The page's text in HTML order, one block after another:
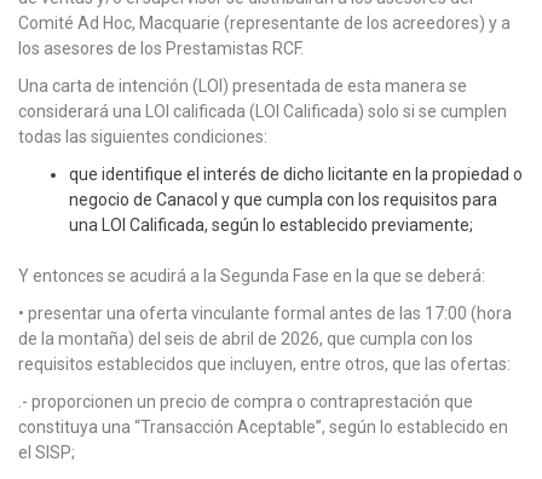
Comité Ad Hoc, Macquarie (representante de los acreedores) y a
los asesores de los Prestamistas RCF.
Una carta de intención (LOI) presentada de esta manera se
considerará una LOI calificada (LOI Calificada) solo si se cumplen
todas las siguientes condiciones:
que identifique el interés de dicho licitante en la propiedad o
negocio de Canacol y que cumpla con los requisitos para
una LOI Calificada, según lo establecido previamente;
Y entonces se acudirá a la Segunda Fase en la que se deberá:
• presentar una oferta vinculante formal antes de las 17:00 (hora
de la montaña) del seis de abril de 2026, que cumpla con los
requisitos establecidos que incluyen, entre otros, que las ofertas:
.- proporcionen un precio de compra o contraprestación que
constituya una “Transacción Aceptable”, según lo establecido en
el SISP;